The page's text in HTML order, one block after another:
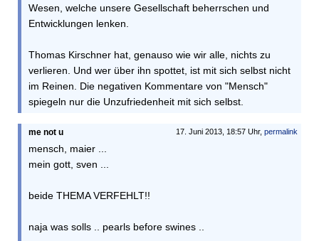
Wesen, welche unsere Gesellschaft beherrschen und
Entwicklungen lenken.
Thomas Kirschner hat, genauso wie wir alle, nichts zu
verlieren. Und wer über ihn spottet, ist mit sich selbst nicht
im Reinen. Die negativen Kommentare von "Mensch"
spiegeln nur die Unzufriedenheit mit sich selbst.
17. Juni 2013, 18:57 Uhr, permalink
me not u
mensch, maier ...
mein gott, sven ...
beide THEMA VERFEHLT!!
naja was solls .. pearls before swines ..